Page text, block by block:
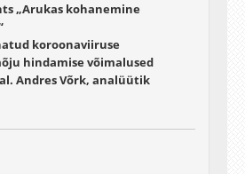
„Arukas kohanemine
koroonaviiruse
hindamise võimalused
Andres Võrk, analüütik